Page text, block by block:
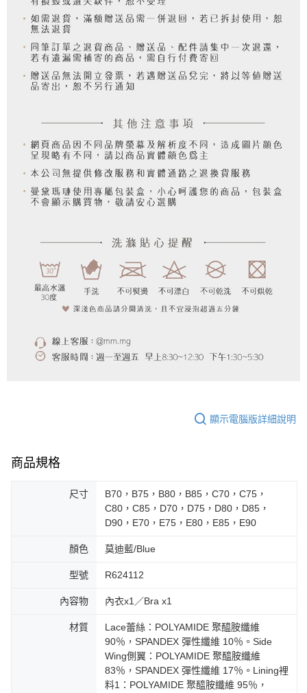
顯示電腦版詳細說明
商品規格
尺寸
B70，B75，B80，B85，C70，C75，
C80，C85，D70，D75，D80，D85，
D90，E70，E75，E80，E85，E90
顏色 莫迪藍/Blue
型號 R624112
內容物 內衣x1／Bra x1
材質
Lace蕾絲：POLYAMIDE 聚醯胺纖維
90％，SPANDEX 彈性纖維 10％。Side
Wing側翼：POLYAMIDE 聚醯胺纖維
83％，SPANDEX 彈性纖維 17％。Lining裡
料1：POLYAMIDE 聚醯胺纖維 95％，